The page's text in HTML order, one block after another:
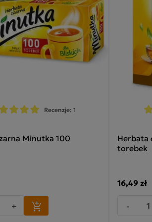
Recenzje: 1
Minutka 100
+
Herbata
torebek
16,49 zł
-